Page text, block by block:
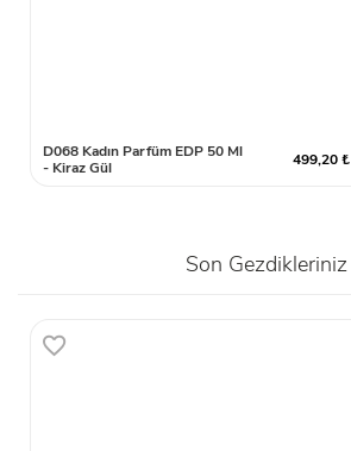
D068 Kadın Parfüm EDP 50 Ml
- Kiraz Gül
499,20 ₺
Son Gezdikleriniz